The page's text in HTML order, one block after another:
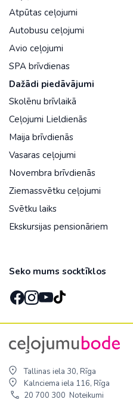
Atpūtas ceļojumi
Autobusu ceļojumi
Avio ceļojumi
SPA brīvdienas
Dažādi piedāvājumi
Skolēnu brīvlaikā
Ceļojumi Lieldienās
Maija brīvdienās
Vasaras ceļojumi
Novembra brīvdienās
Ziemassvētku ceļojumi
Svētku laiks
Ekskursijas pensionāriem
Seko mums socktīklos
Tallinas iela 30, Rīga
Kalnciema iela 116, Rīga
20 700 300 Noteikumi